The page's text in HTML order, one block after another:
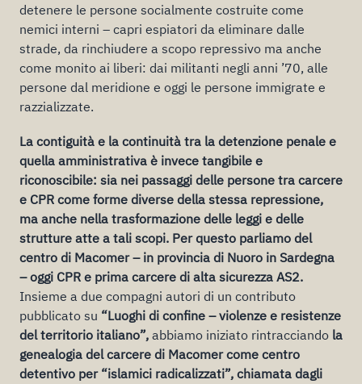
detenere le persone socialmente costruite come
nemici interni – capri espiatori da eliminare dalle
strade, da rinchiudere a scopo repressivo ma anche
come monito ai liberi: dai militanti negli anni ’70, alle
persone dal meridione e oggi le persone immigrate e
razzializzate.
La contiguità e la continuità tra la detenzione penale e
quella amministrativa è invece tangibile e
riconoscibile: sia nei passaggi delle persone tra carcere
e CPR come forme diverse della stessa repressione,
ma anche nella trasformazione delle leggi e delle
strutture atte a tali scopi. Per questo parliamo del
centro di Macomer – in provincia di Nuoro in Sardegna
– oggi CPR e prima carcere di alta sicurezza AS2.
Insieme a due compagni autori di un contributo
pubblicato su “Luoghi di confine – violenze e resistenze
del territorio italiano”, abbiamo iniziato rintracciando la
genealogia del carcere di Macomer come centro
detentivo per “islamici radicalizzati”, chiamata dagli